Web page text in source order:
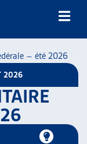
– été 2026
2026